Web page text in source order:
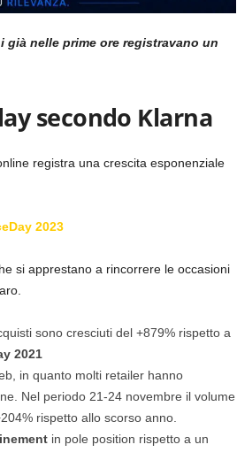
nelle prime ore registravano un
secondo Klarna
registra una crescita esponenziale
2023
si apprestano a rincorrere le occasioni
sono cresciuti del +879% rispetto a
2021
in quanto molti retailer hanno
Nel periodo 21-24 novembre il volume
rispetto allo scorso anno.
in pole position rispetto a un